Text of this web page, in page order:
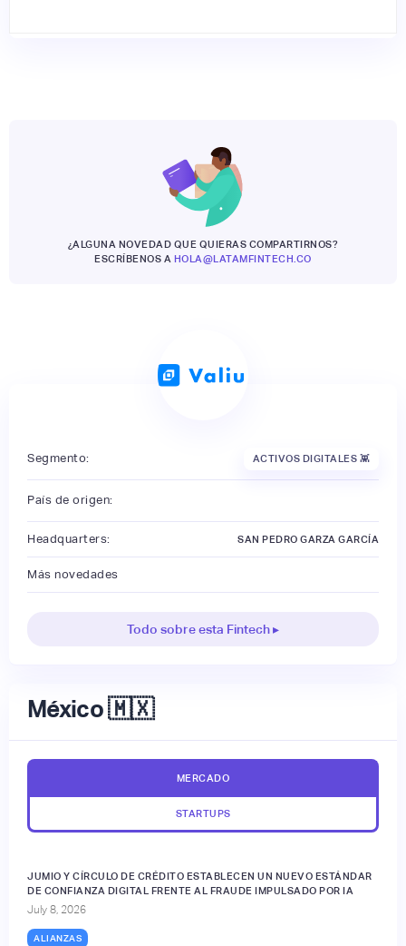
¿ALGUNA NOVEDAD QUE QUIERAS COMPARTIRNOS?
ESCRÍBENOS A HOLA@LATAMFINTECH.CO
Segmento: ACTIVOS DIGITALES 👾
País de origen:
Headquarters: SAN PEDRO GARZA GARCÍA
Más novedades
Todo sobre esta Fintech ▸
México 🇲🇽
MERCADO
STARTUPS
JUMIO Y CÍRCULO DE CRÉDITO ESTABLECEN UN NUEVO ESTÁNDAR
DE CONFIANZA DIGITAL FRENTE AL FRAUDE IMPULSADO POR IA
July 8, 2026
ALIANZAS